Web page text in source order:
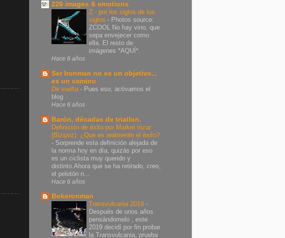
226 images & emotions
Z - por los siglos de los
siglos - Photos source:
ZCOOL No hay vino, que
sepa envejecer como
ella. El resto de
imágenes *AQUÍ*.
Hace 6 años
Ser Ironman no es un objetivo...
es un camino
De vuelta - Pues eso, activamos el
blog
Hace 6 años
Barón, décadas de triatlon.
Definición de éxito por Markel Irizar
(Bizipoz). ¿Que es realmente el éxito?
- Sorprende esta definición alejada de
la norma hoy en día, quizás por eso
es un ciclista muy querido y
distinto.Ahora que se ha retirado, creo,
el pelotón n...
Hace 6 años
Bokeronman
Transvulcania 2019 -
Después de unos años
pensándomelo , este
2019 decidí por fin probar
la Transvulcania, prueba